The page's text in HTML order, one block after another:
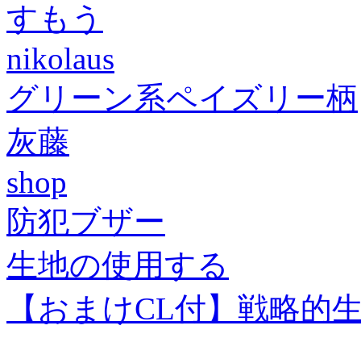
すもう
nikolaus
グリーン系ペイズリー柄
灰藤
shop
防犯ブザー
生地の使用する
【おまけCL付】戦略的